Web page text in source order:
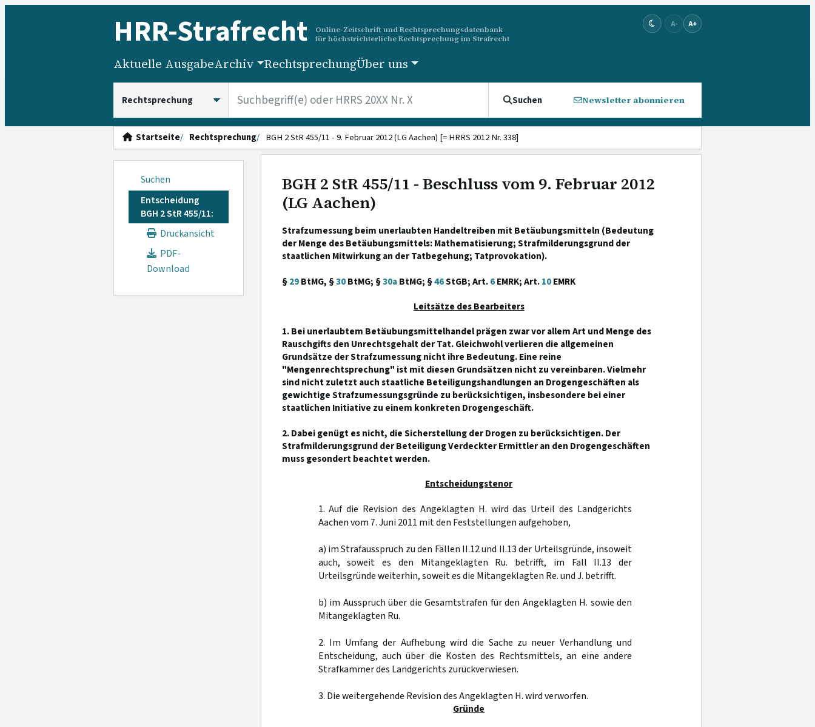
HRR-Strafrecht
Online-Zeitschrift und Rechtsprechungsdatenbank
für höchstrichterliche Rechtsprechung im Strafrecht
A- A+
Aktuelle AusgabeArchiv RechtsprechungÜber uns
Suchen Newsletter abonnieren
Startseite Rechtsprechung BGH 2 StR 455/11 - 9. Februar 2012 (LG Aachen) [= HRRS 2012 Nr. 338]
Suchen
Entscheidung
BGH 2 StR 455/11:
Druckansicht
PDF-
Download
BGH 2 StR 455/11 - Beschluss vom 9. Februar 2012
(LG Aachen)
Strafzumessung beim unerlaubten Handeltreiben mit Betäubungsmitteln (Bedeutung
der Menge des Betäubungsmittels: Mathematisierung; Strafmilderungsgrund der
staatlichen Mitwirkung an der Tatbegehung; Tatprovokation).
§29BtMG, §30BtMG; §30aBtMG; §46StGB; Art.6EMRK; Art.10EMRK
Leitsätze des Bearbeiters
1. Bei unerlaubtem Betäubungsmittelhandel prägen zwar vor allem Art und Menge des
Rauschgifts den Unrechtsgehalt der Tat. Gleichwohl verlieren die allgemeinen
Grundsätze der Strafzumessung nicht ihre Bedeutung. Eine reine
"Mengenrechtsprechung" ist mit diesen Grundsätzen nicht zu vereinbaren. Vielmehr
sind nicht zuletzt auch staatliche Beteiligungshandlungen an Drogengeschäften als
gewichtige Strafzumessungsgründe zu berücksichtigen, insbesondere bei einer
staatlichen Initiative zu einem konkreten Drogengeschäft.
2. Dabei genügt es nicht, die Sicherstellung der Drogen zu berücksichtigen. Der
Strafmilderungsgrund der Beteiligung Verdeckter Ermittler an den Drogengeschäften
muss gesondert beachtet werden.
Entscheidungstenor
1. Auf die Revision des Angeklagten H. wird das Urteil des Landgerichts
Aachen vom 7. Juni 2011 mit den Feststellungen aufgehoben,
a) im Strafausspruch zu den Fällen II.12 und II.13 der Urteilsgründe, insoweit
auch, soweit es den Mitangeklagten Ru. betrifft, im Fall II.13 der
Urteilsgründe weiterhin, soweit es die Mitangeklagten Re. und J. betrifft.
b) im Ausspruch über die Gesamtstrafen für den Angeklagten H. sowie den
Mitangeklagten Ru.
2. Im Umfang der Aufhebung wird die Sache zu neuer Verhandlung und
Entscheidung, auch über die Kosten des Rechtsmittels, an eine andere
Strafkammer des Landgerichts zurückverwiesen.
3. Die weitergehende Revision des Angeklagten H. wird verworfen.
Gründe